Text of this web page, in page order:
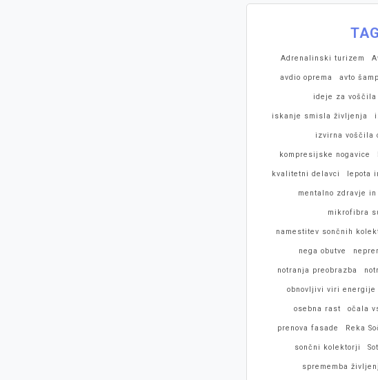
Adrenalinski turizem
avdio oprema avto
ideje za voščila
iskanje smisla življenja
izvirna voščila
kompresijske nogavice
kvalitetni delavci lepota
mentalno zdravje in
mikrofibra
namestitev sončnih
nega obutve
notranja preobrazba
obnovljivi viri energije
osebna rast očala
prenova fasade Reka
sončni kolektorji
sprememba